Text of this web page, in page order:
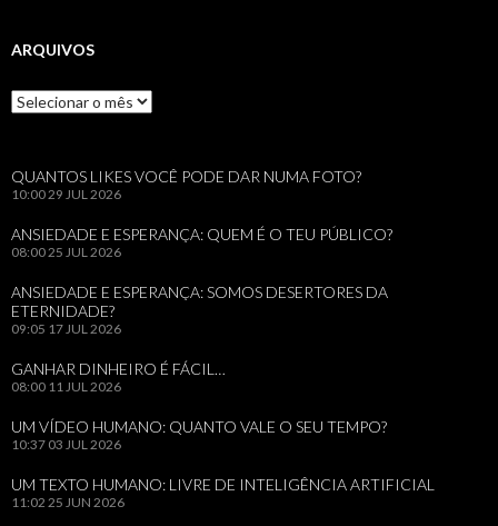
ARQUIVOS
Arquivos
QUANTOS LIKES VOCÊ PODE DAR NUMA FOTO?
10:0029 JUL 2026
ANSIEDADE E ESPERANÇA: QUEM É O TEU PÚBLICO?
08:0025 JUL 2026
ANSIEDADE E ESPERANÇA: SOMOS DESERTORES DA
ETERNIDADE?
09:05 17 JUL 2026
GANHAR DINHEIRO É FÁCIL…
08:00 11 JUL 2026
UM VÍDEO HUMANO: QUANTO VALE O SEU TEMPO?
10:37 03 JUL 2026
UM TEXTO HUMANO: LIVRE DE INTELIGÊNCIA ARTIFICIAL
11:02 25 JUN 2026